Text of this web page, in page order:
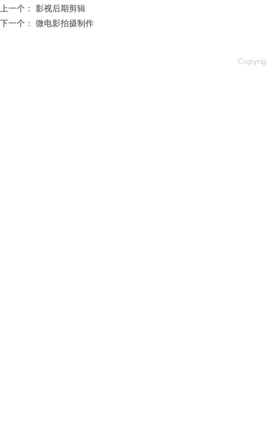
上一个： 影视后期剪辑
下一个： 微电影拍摄制作